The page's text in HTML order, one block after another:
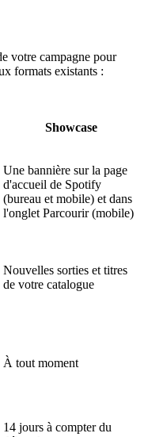
votre campagne pour
formats existants :
Showcase
Une bannière sur la page
d'accueil de Spotify
(bureau et mobile) et dans
l'onglet Parcourir (mobile)
Nouvelles sorties et titres
de votre catalogue
À tout moment
14 jours à compter du